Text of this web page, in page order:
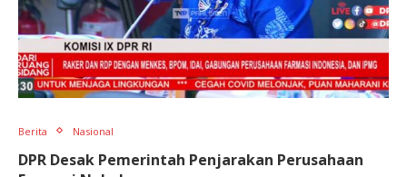
Berita Nasional
DPR Desak Pemerintah Penjarakan Perusahaan